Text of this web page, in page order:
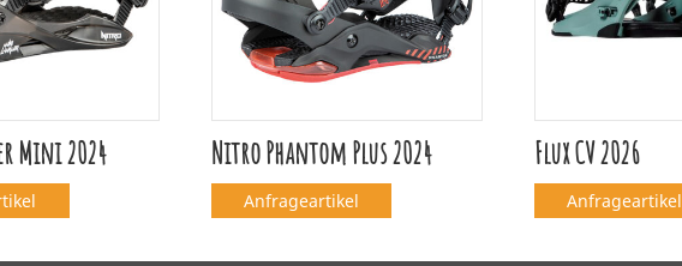
Mini 2024 Nitro Phantom Plus 2024
Anfrageartikel
Flux CV 2026
Anfrageartikel